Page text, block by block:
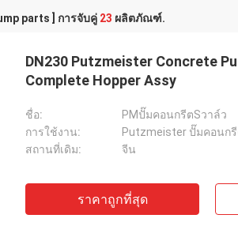
parts ] การจับคู่ 23 ผลิตภัณฑ์.
DN230 Putzmeister Concrete
Complete Hopper Assy
ชื่อ:
PMปั๊มคอนกรีตSวาล์ว
การใช้งาน:
Putzmeister ปั๊มคอนก
สถานที่เดิม:
จีน
ราคาถูกที่สุด